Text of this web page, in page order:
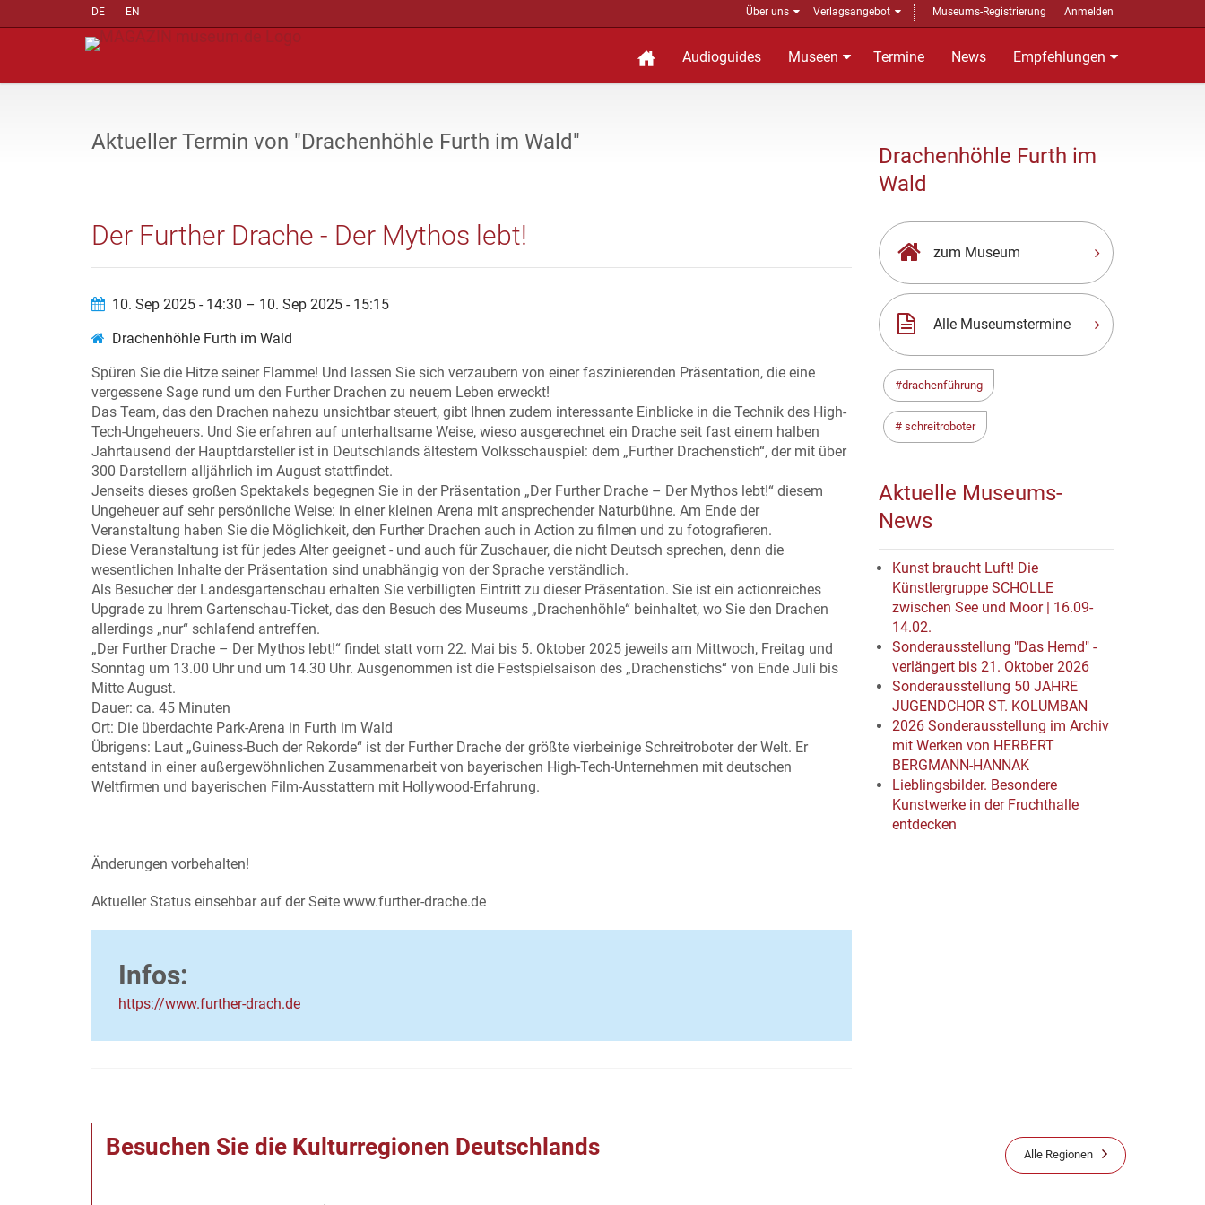
DE EN Über uns Verlagsangebot Museums-Registrierung Anmelden
Audioguides Museen Termine News Empfehlungen
Aktueller Termin von "Drachenhöhle Furth im Wald"
Der Further Drache - Der Mythos lebt!
10. Sep 2025 - 14:30 – 10. Sep 2025 - 15:15
Drachenhöhle Furth im Wald
Spüren Sie die Hitze seiner Flamme! Und lassen Sie sich verzaubern von einer faszinierenden Präsentation, die eine
vergessene Sage rund um den Further Drachen zu neuem Leben erweckt!
Das Team, das den Drachen nahezu unsichtbar steuert, gibt Ihnen zudem interessante Einblicke in die Technik des High-
Tech-Ungeheuers. Und Sie erfahren auf unterhaltsame Weise, wieso ausgerechnet ein Drache seit fast einem halben
Jahrtausend der Hauptdarsteller ist in Deutschlands ältestem Volksschauspiel: dem „Further Drachenstich“, der mit über
300 Darstellern alljährlich im August stattfindet.
Jenseits dieses großen Spektakels begegnen Sie in der Präsentation „Der Further Drache – Der Mythos lebt!“ diesem
Ungeheuer auf sehr persönliche Weise: in einer kleinen Arena mit ansprechender Naturbühne. Am Ende der
Veranstaltung haben Sie die Möglichkeit, den Further Drachen auch in Action zu filmen und zu fotografieren.
Diese Veranstaltung ist für jedes Alter geeignet - und auch für Zuschauer, die nicht Deutsch sprechen, denn die
wesentlichen Inhalte der Präsentation sind unabhängig von der Sprache verständlich.
Als Besucher der Landesgartenschau erhalten Sie verbilligten Eintritt zu dieser Präsentation. Sie ist ein actionreiches
Upgrade zu Ihrem Gartenschau-Ticket, das den Besuch des Museums „Drachenhöhle“ beinhaltet, wo Sie den Drachen
allerdings „nur“ schlafend antreffen.
„Der Further Drache – Der Mythos lebt!“ findet statt vom 22. Mai bis 5. Oktober 2025 jeweils am Mittwoch, Freitag und
Sonntag um 13.00 Uhr und um 14.30 Uhr. Ausgenommen ist die Festspielsaison des „Drachenstichs“ von Ende Juli bis
Mitte August.
Dauer: ca. 45 Minuten
Ort: Die überdachte Park-Arena in Furth im Wald
Übrigens: Laut „Guiness-Buch der Rekorde“ ist der Further Drache der größte vierbeinige Schreitroboter der Welt. Er
entstand in einer außergewöhnlichen Zusammenarbeit von bayerischen High-Tech-Unternehmen mit deutschen
Weltfirmen und bayerischen Film-Ausstattern mit Hollywood-Erfahrung.
Änderungen vorbehalten!
Aktueller Status einsehbar auf der Seite www.further-drache.de
Infos:
https://www.further-drach.de
Besuchen Sie die Kulturregionen Deutschlands Alle Regionen
Drachenhöhle Furth im
Wald
zum Museum
Alle Museumstermine
drachenführung
schreitroboter
Aktuelle Museums-
News
Kunst braucht Luft! Die
Künstlergruppe SCHOLLE
zwischen See und Moor | 16.09-
14.02.
Sonderausstellung "Das Hemd" -
verlängert bis 21. Oktober 2026
Sonderausstellung 50 JAHRE
JUGENDCHOR ST. KOLUMBAN
2026 Sonderausstellung im Archiv
mit Werken von HERBERT
BERGMANN-HANNAK
Lieblingsbilder. Besondere
Kunstwerke in der Fruchthalle
entdecken